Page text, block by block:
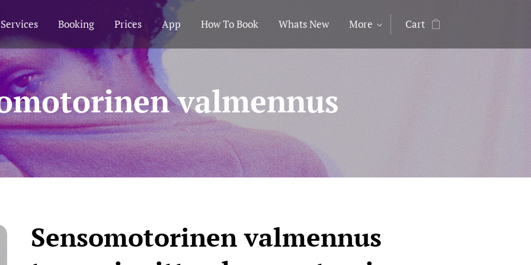
Services Booking Prices App How To Book Whats New More Cart
valmennus
Sensomotorinen valmennus